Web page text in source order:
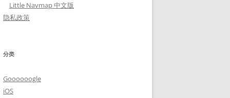
Little Navmap 中文版
隐私政策
分类
Goooooogle
iOS